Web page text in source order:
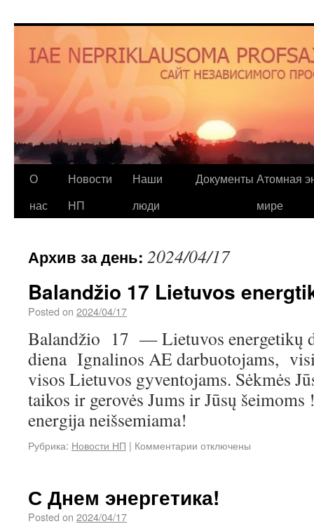
О
нас
Новости
НП
Наши
люди
Документы Атомная
мире
Архив за день: 2024/04/17
Balandžio 17 Lietuvos
Posted on 2024/04/17
Balandžio 17 — Lietuvos energetikų
diena Ignalinos AE darbuotojams,
visos Lietuvos gyventojams. Sėkmės
taikos ir gerovės Jums ir Jūsų
energija neišsemiama!
Рубрика: Новости НП | Комментарии отключены
С Днем энергетика!
Posted on 2024/04/17